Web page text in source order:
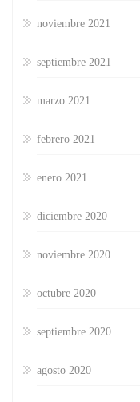
noviembre 2021
septiembre 2021
marzo 2021
febrero 2021
enero 2021
diciembre 2020
noviembre 2020
octubre 2020
septiembre 2020
agosto 2020